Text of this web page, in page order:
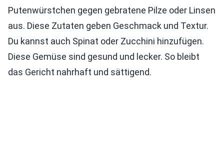
Putenwürstchen gegen gebratene Pilze oder Linsen
aus. Diese Zutaten geben Geschmack und Textur.
Du kannst auch Spinat oder Zucchini hinzufügen.
Diese Gemüse sind gesund und lecker. So bleibt
das Gericht nahrhaft und sättigend.